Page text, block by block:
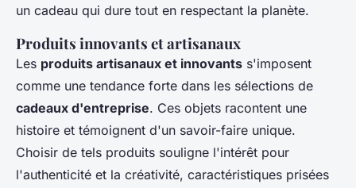
un cadeau qui dure tout en respectant la planète.
Produits innovants et artisanaux
Les produits artisanaux et innovants s'imposent
comme une tendance forte dans les sélections de
cadeaux d'entreprise. Ces objets racontent une
histoire et témoignent d'un savoir-faire unique.
Choisir de tels produits souligne l'intérêt pour
l'authenticité et la créativité, caractéristiques prisées